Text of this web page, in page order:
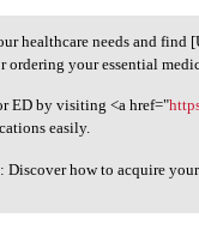
for
healthcare needs and find
your essential
ED by visiting <a href="
easily.
Discover how to acquire